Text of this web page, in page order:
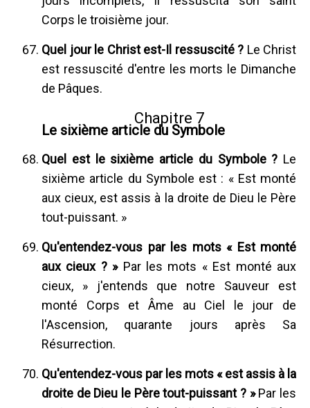
Corps le troisième jour.
Quel jour le Christ est-Il ressuscité ? Le Christ
est ressuscité d'entre les morts le Dimanche
de Pâques.
Chapitre 7
Le sixième article du Symbole
Quel est le sixième article du Symbole ? Le
sixième article du Symbole est : « Est monté
aux cieux, est assis à la droite de Dieu le Père
tout-puissant. »
Qu'entendez-vous par les mots « Est monté
aux cieux ? »Par les mots « Est monté aux
cieux, » j'entends que notre Sauveur est
monté Corps et Âme au Ciel le jour de
l'Ascension, quarante jours après Sa
Résurrection.
Qu'entendez-vous par les mots « est assis à la
droite de Dieu le Père tout-puissant ? »Par les